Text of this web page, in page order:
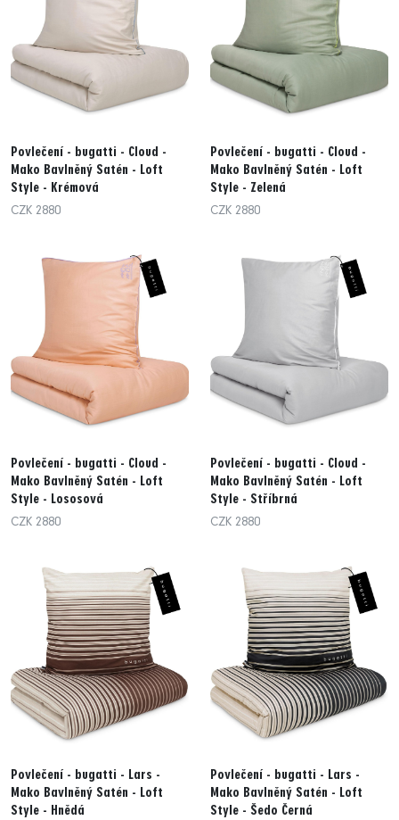
Povlečení - bugatti - Cloud -
Mako Bavlněný Satén - Loft
Style - Krémová
CZK 2880
Povlečení - bugatti - Cloud -
Mako Bavlněný Satén - Loft
Style - Zelená
CZK 2880
Povlečení - bugatti - Cloud -
Mako Bavlněný Satén - Loft
Style - Lososová
CZK 2880
Povlečení - bugatti - Cloud -
Mako Bavlněný Satén - Loft
Style - Stříbrná
CZK 2880
Povlečení - bugatti - Lars -
Mako Bavlněný Satén - Loft
Style - Hnědá
Povlečení - bugatti - Lars -
Mako Bavlněný Satén - Loft
Style - Šedo Černá